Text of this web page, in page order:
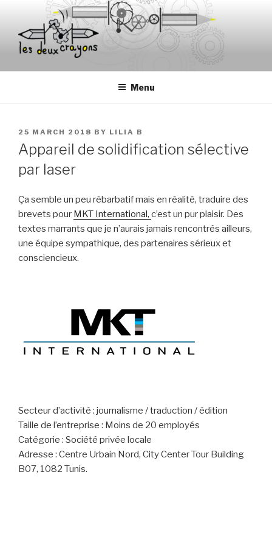
content
Menu
POSTED
ON
25 MARCH 2018 BY LILIA B
Appareil de solidification sélective
par laser
Ça semble un peu rébarbatif mais en réalité, traduire des
brevets pour MKT International, c’est un pur plaisir. Des
textes marrants que je n’aurais jamais rencontrés ailleurs,
une équipe sympathique, des partenaires sérieux et
consciencieux.
Secteur d’activité : journalisme / traduction / édition
Taille de l’entreprise : Moins de 20 employés
Catégorie : Société privée locale
Adresse : Centre Urbain Nord, City Center Tour Building
B07, 1082 Tunis.